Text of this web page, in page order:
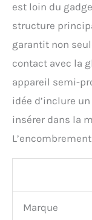
est loin du
structure
garantit non
contact avec la
appareil semi-
idée d’inclure
insérer dans la
Marque